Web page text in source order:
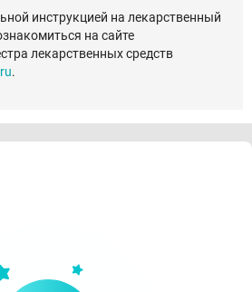
инструкцией на лекарственный
на сайте
лекарственных средств
.